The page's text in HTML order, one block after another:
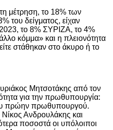
μέτρηση, το 18% των
του δείγματος, είχαν
το 8% ΣΥΡΙΖΑ, το 4%
κόμμα» και η πλειονότητα
στάθηκαν στο άκυρο ή το
Μητσοτάκης από τον
για την πρωθυπουργία:
πρώην πρωθυπουργού.
Νίκος Ανδρουλάκης και
ποσοστά οι υπόλοιποι